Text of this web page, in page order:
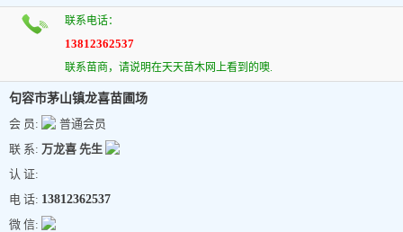
联系电话：
13812362537
联系苗商，请说明在天天苗木网上看到的噢.
句容市茅山镇龙喜苗圃场
会 员:
普通会员
联 系: 万龙喜 先生
认 证:
电 话: 13812362537
微 信: